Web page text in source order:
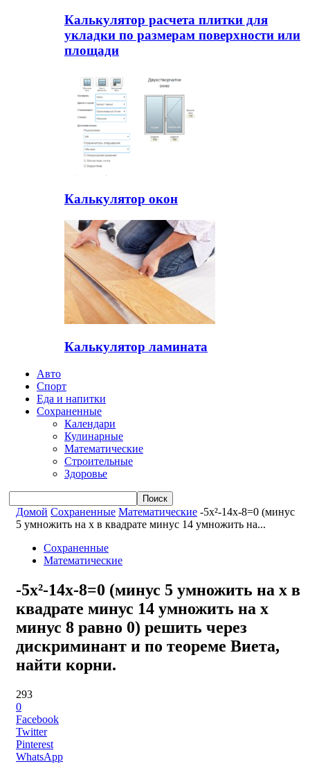
Калькулятор расчета плитки для
укладки по размерам поверхности или
площади
Калькулятор окон
Калькулятор ламината
Авто
Спорт
Еда и напитки
Сохраненные
Календари
Кулинарные
Математические
Строительные
Здоровье
Домой Сохраненные Математические -5x²-14x-8=0 (минус
5 умножить на x в квадрате минус 14 умножить на...
Сохраненные
Математические
-5x²-14x-8=0 (минус 5 умножить на x в
квадрате минус 14 умножить на x
минус 8 равно 0) решить через
дискриминант и по теореме Виета,
найти корни.
293
0
Facebook
Twitter
Pinterest
WhatsApp